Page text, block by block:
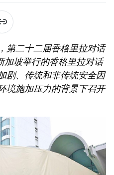
第二十二届香格里拉对话
加坡举行的香格里拉对话
剧、传统和非传统安全因
境施加压力的背景下召开